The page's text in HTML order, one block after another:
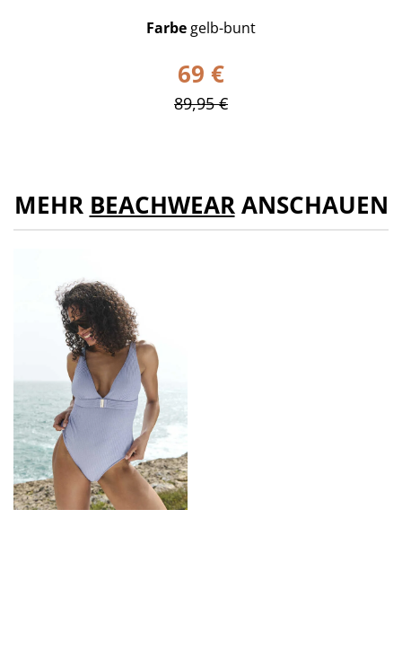
Farbe gelb-bunt
69 €
89,95 €
MEHR BEACHWEARANSCHAUEN